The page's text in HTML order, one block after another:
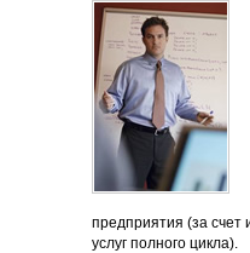
предприятия (за счет
услуг полного цикла).